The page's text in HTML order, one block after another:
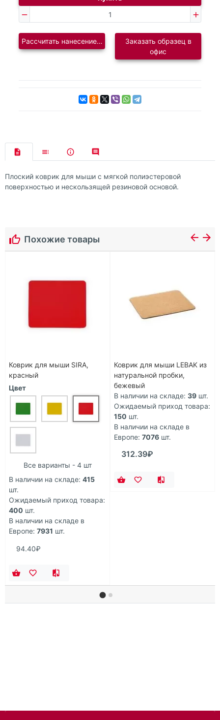
Рассчитать нанесение логотипаЗаказать образец в
офис
Плоский коврик для мыши с мягкой полиэстеровой
поверхностью и нескользящей резиновой основой.
Похожие товары
Коврик для мыши SIRA,
красный
Цвет
Все варианты - 4 шт
В наличии на складе: 415
шт.
Ожидаемый приход товара:
400 шт.
В наличии на складе в
Европе: 7931 шт.
94.40₽
Коврик для мыши LEBAK из
натуральной пробки,
бежевый
В наличии на складе: 39 шт.
Ожидаемый приход товара:
150 шт.
В наличии на складе в
Европе: 7076 шт.
312.39₽